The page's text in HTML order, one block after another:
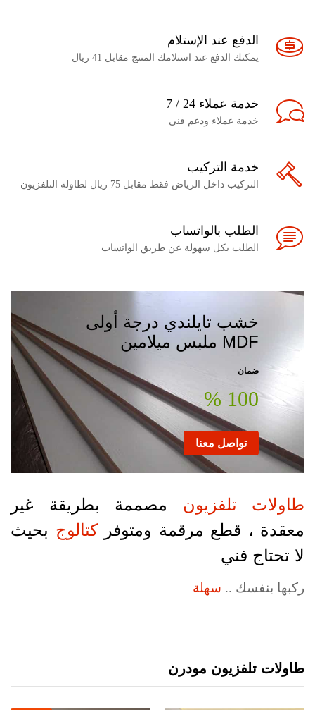
الدفع عند الإستلام
يمكنك الدفع عند استلامك المنتج مقابل 41 ريال
خدمة عملاء 24 / 7
خدمة عملاء ودعم فني
خدمة التركيب
التركيب داخل الرياض فقط مقابل 75 ريال لطاولة التلفزيون
الطلب بالواتساب
الطلب بكل سهولة عن طريق الواتساب
خشب تايلندي درجة أولى
MDF ملبس ميلامين
ضمان
100 %
تواصل معنا
طاولات تلفزيون مصممة بطريقة غير
معقدة ، قطع مرقمة ومتوفركتالوج بحيث
لا تحتاج فني
ركبها بنفسك .. سهلة
طاولات تلفزيون مودرن